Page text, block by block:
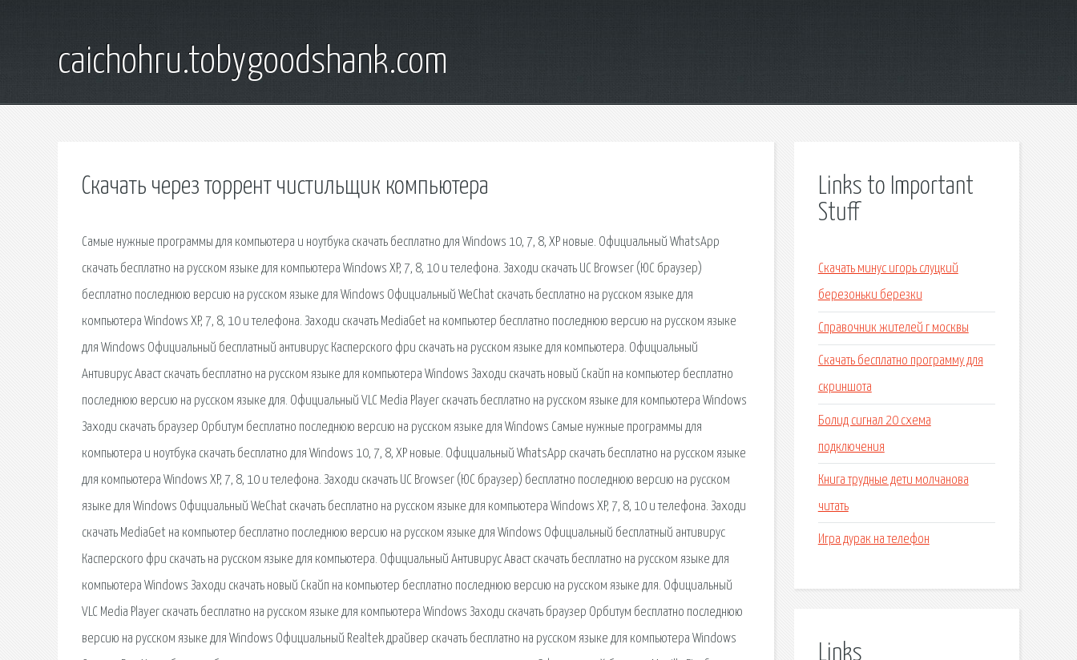
caichohru.tobygoodshank.com
Скачать через торрент чистильщик компьютера
Самые нужные программы для компьютера и ноутбука скачать бесплатно для Windows 10, 7, 8, XP новые. Официальный WhatsApp
скачать бесплатно на русском языке для компьютера Windows XP, 7, 8, 10 и телефона. Заходи скачать UC Browser (ЮС браузер)
бесплатно последнюю версию на русском языке для Windows Официальный WeChat скачать бесплатно на русском языке для
компьютера Windows XP, 7, 8, 10 и телефона. Заходи скачать MediaGet на компьютер бесплатно последнюю версию на русском языке
для Windows Официальный бесплатный антивирус Касперского фри скачать на русском языке для компьютера. Официальный
Антивирус Аваст скачать бесплатно на русском языке для компьютера Windows Заходи скачать новый Скайп на компьютер бесплатно
последнюю версию на русском языке для. Официальный VLC Media Player скачать бесплатно на русском языке для компьютера Windows
Заходи скачать браузер Орбитум бесплатно последнюю версию на русском языке для Windows Самые нужные программы для
компьютера и ноутбука скачать бесплатно для Windows 10, 7, 8, XP новые. Официальный WhatsApp скачать бесплатно на русском языке
для компьютера Windows XP, 7, 8, 10 и телефона. Заходи скачать UC Browser (ЮС браузер) бесплатно последнюю версию на русском
языке для Windows Официальный WeChat скачать бесплатно на русском языке для компьютера Windows XP, 7, 8, 10 и телефона. Заходи
скачать MediaGet на компьютер бесплатно последнюю версию на русском языке для Windows Официальный бесплатный антивирус
Касперского фри скачать на русском языке для компьютера. Официальный Антивирус Аваст скачать бесплатно на русском языке для
компьютера Windows Заходи скачать новый Скайп на компьютер бесплатно последнюю версию на русском языке для. Официальный
VLC Media Player скачать бесплатно на русском языке для компьютера Windows Заходи скачать браузер Орбитум бесплатно последнюю
версию на русском языке для Windows Официальный Realtek драйвер скачать бесплатно на русском языке для компьютера Windows
Links to Important
Stuff
Скачать минус игорь слуцкий
березоньки березки
Справочник жителей г москвы
Скачать бесплатно программу для
скриншота
Болид сигнал 20 схема
подключения
Книга трудные дети молчанова
читать
Игра дурак на телефон
Links